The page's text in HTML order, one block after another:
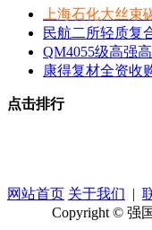
上海石化大丝束
民航二所轻质复
QM4055级高强
康得复材全资收
点击排行
网站首页 关于我们 |
Copyright © 强